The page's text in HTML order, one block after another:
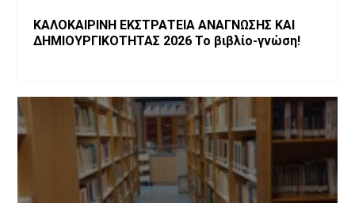
ΚΑΛΟΚΑΙΡΙΝΗ ΕΚΣΤΡΑΤΕΙΑ ΑΝΑΓΝΩΣΗΣ ΚΑΙ
ΔΗΜΙΟΥΡΓΙΚΟΤΗΤΑΣ 2026 Το βιβλίο-γνώση!